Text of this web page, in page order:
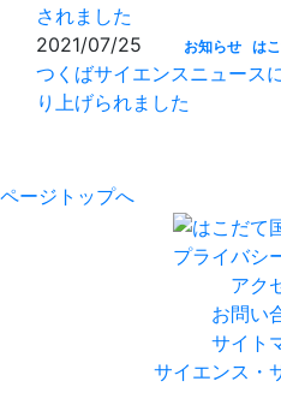
されました
2021/07/25
お知らせ は
つくばサイエンスニュース
り上げられました
ページトップへ
プライバシ
アク
お問い
サイト
サイエンス・